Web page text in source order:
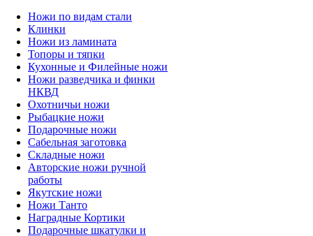
Ножи по видам стали
Клинки
Ножи из ламината
Топоры и тяпки
Кухонные и Филейные ножи
Ножи разведчика и финки
НКВД
Охотничьи ножи
Рыбацкие ножи
Подарочные ножи
Сабельная заготовка
Складные ножи
Авторские ножи ручной
работы
Якутские ножи
Ножи Танто
Наградные Кортики
Подарочные шкатулки и